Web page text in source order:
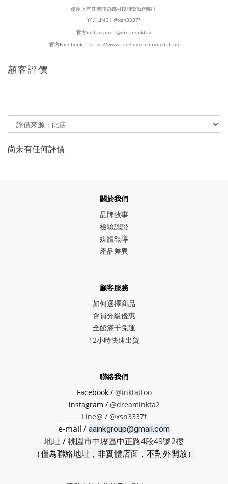
使用上有任何問題都可以聯繫我們唷！
官方LINE： @xsn3337f
官方instagram： @dreaminkta2
官方Facebook： https://www.facebook.com/inktattoo
顧客評價
尚未有任何評價
關於我們
品牌故事
檢驗認證
媒體報導
產品差異
顧客服務
如何選擇商品
會員分級優惠
全館滿千免運
12小時快速出貨
聯絡我們
Facebook / @inktattoo
instagram / @dreaminkta2
Line@ / @xsn3337f
e-mail / aainkgroup@gmail.com
地址 /桃園市中壢區中正路4段49號2樓
（僅為聯絡地址，非實體店面，不對外開放）